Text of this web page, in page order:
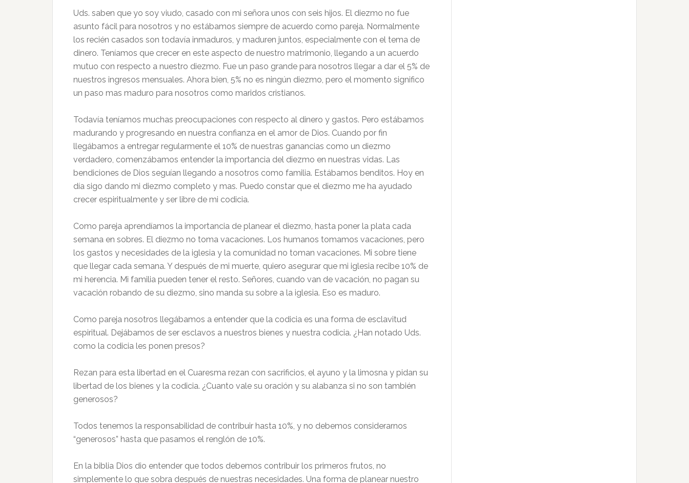
Uds. saben que yo soy viudo, casado con mi señora unos con seis hijos. El diezmo no fue
asunto fácil para nosotros y no estábamos siempre de acuerdo como pareja. Normalmente
los recién casados son todavía inmaduros, y maduren juntos, especialmente con el tema de
dinero. Teníamos que crecer en este aspecto de nuestro matrimonio, llegando a un acuerdo
mutuo con respecto a nuestro diezmo. Fue un paso grande para nosotros llegar a dar el 5% de
nuestros ingresos mensuales. Ahora bien, 5% no es ningún diezmo, pero el momento significo
un paso mas maduro para nosotros como maridos cristianos.
Todavía teníamos muchas preocupaciones con respecto al dinero y gastos. Pero estábamos
madurando y progresando en nuestra confianza en el amor de Dios. Cuando por fin
llegábamos a entregar regularmente el 10% de nuestras ganancias como un diezmo
verdadero, comenzábamos entender la importancia del diezmo en nuestras vidas. Las
bendiciones de Dios seguían llegando a nosotros como familia. Estábamos benditos. Hoy en
día sigo dando mi diezmo completo y mas. Puedo constar que el diezmo me ha ayudado
crecer espiritualmente y ser libre de mi codicia.
Como pareja aprendíamos la importancia de planear el diezmo, hasta poner la plata cada
semana en sobres. El diezmo no toma vacaciones. Los humanos tomamos vacaciones, pero
los gastos y necesidades de la iglesia y la comunidad no toman vacaciones. Mi sobre tiene
que llegar cada semana. Y después de mi muerte, quiero asegurar que mi iglesia recibe 10% de
mi herencia. Mi familia pueden tener el resto. Señores, cuando van de vacación, no pagan su
vacación robando de su diezmo, sino manda su sobre a la iglesia. Eso es maduro.
Como pareja nosotros llegábamos a entender que la codicia es una forma de esclavitud
espiritual. Dejábamos de ser esclavos a nuestros bienes y nuestra codicia. ¿Han notado Uds.
como la codicia les ponen presos?
Rezan para esta libertad en el Cuaresma rezan con sacrificios, el ayuno y la limosna y pidan su
libertad de los bienes y la codicia. ¿Cuanto vale su oración y su alabanza si no son también
generosos?
Todos tenemos la responsabilidad de contribuir hasta 10%, y no debemos considerarnos
“generosos” hasta que pasamos el renglón de 10%.
En la biblia Dios dio entender que todos debemos contribuir los primeros frutos, no
simplemente lo que sobra después de nuestras necesidades. Una forma de planear nuestro